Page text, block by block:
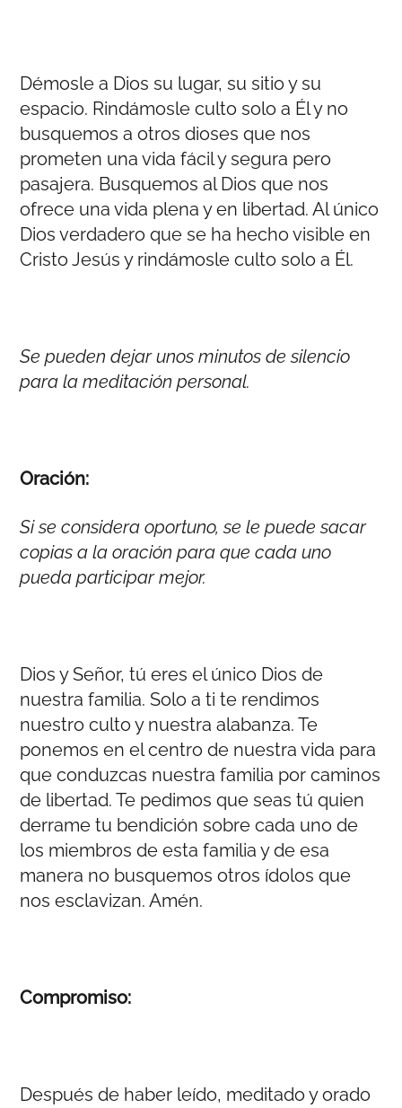
Démosle a Dios su lugar, su sitio y su
espacio. Rindámosle culto solo a Él y no
busquemos a otros dioses que nos
prometen una vida fácil y segura pero
pasajera. Busquemos al Dios que nos
ofrece una vida plena y en libertad. Al único
Dios verdadero que se ha hecho visible en
Cristo Jesús y rindámosle culto solo a Él.
Se pueden dejar unos minutos de silencio
para la meditación personal.
Oración:
Si se considera oportuno, se le puede sacar
copias a la oración para que cada uno
pueda participar mejor.
Dios y Señor, tú eres el único Dios de
nuestra familia. Solo a ti te rendimos
nuestro culto y nuestra alabanza. Te
ponemos en el centro de nuestra vida para
que conduzcas nuestra familia por caminos
de libertad. Te pedimos que seas tú quien
derrame tu bendición sobre cada uno de
los miembros de esta familia y de esa
manera no busquemos otros ídolos que
nos esclavizan. Amén.
Compromiso:
Después de haber leído, meditado y orado